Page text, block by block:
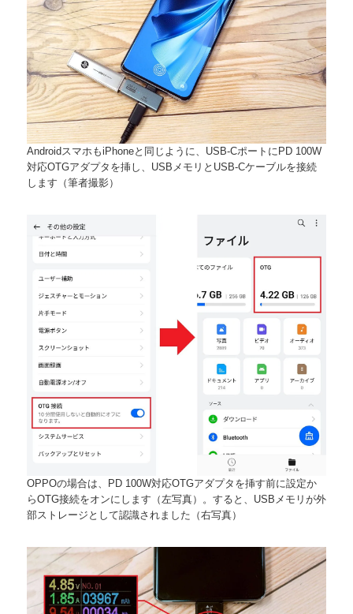
AndroidスマホもiPhoneと同じように、USB-CポートにPD 100W
対応OTGアダプタを挿し、USBメモリとUSB-Cケーブルを接続
します（筆者撮影）
OPPOの場合は、PD 100W対応OTGアダプタを挿す前に設定か
らOTG接続をオンにします（左写真）。すると、USBメモリが外
部ストレージとして認識されました（右写真）